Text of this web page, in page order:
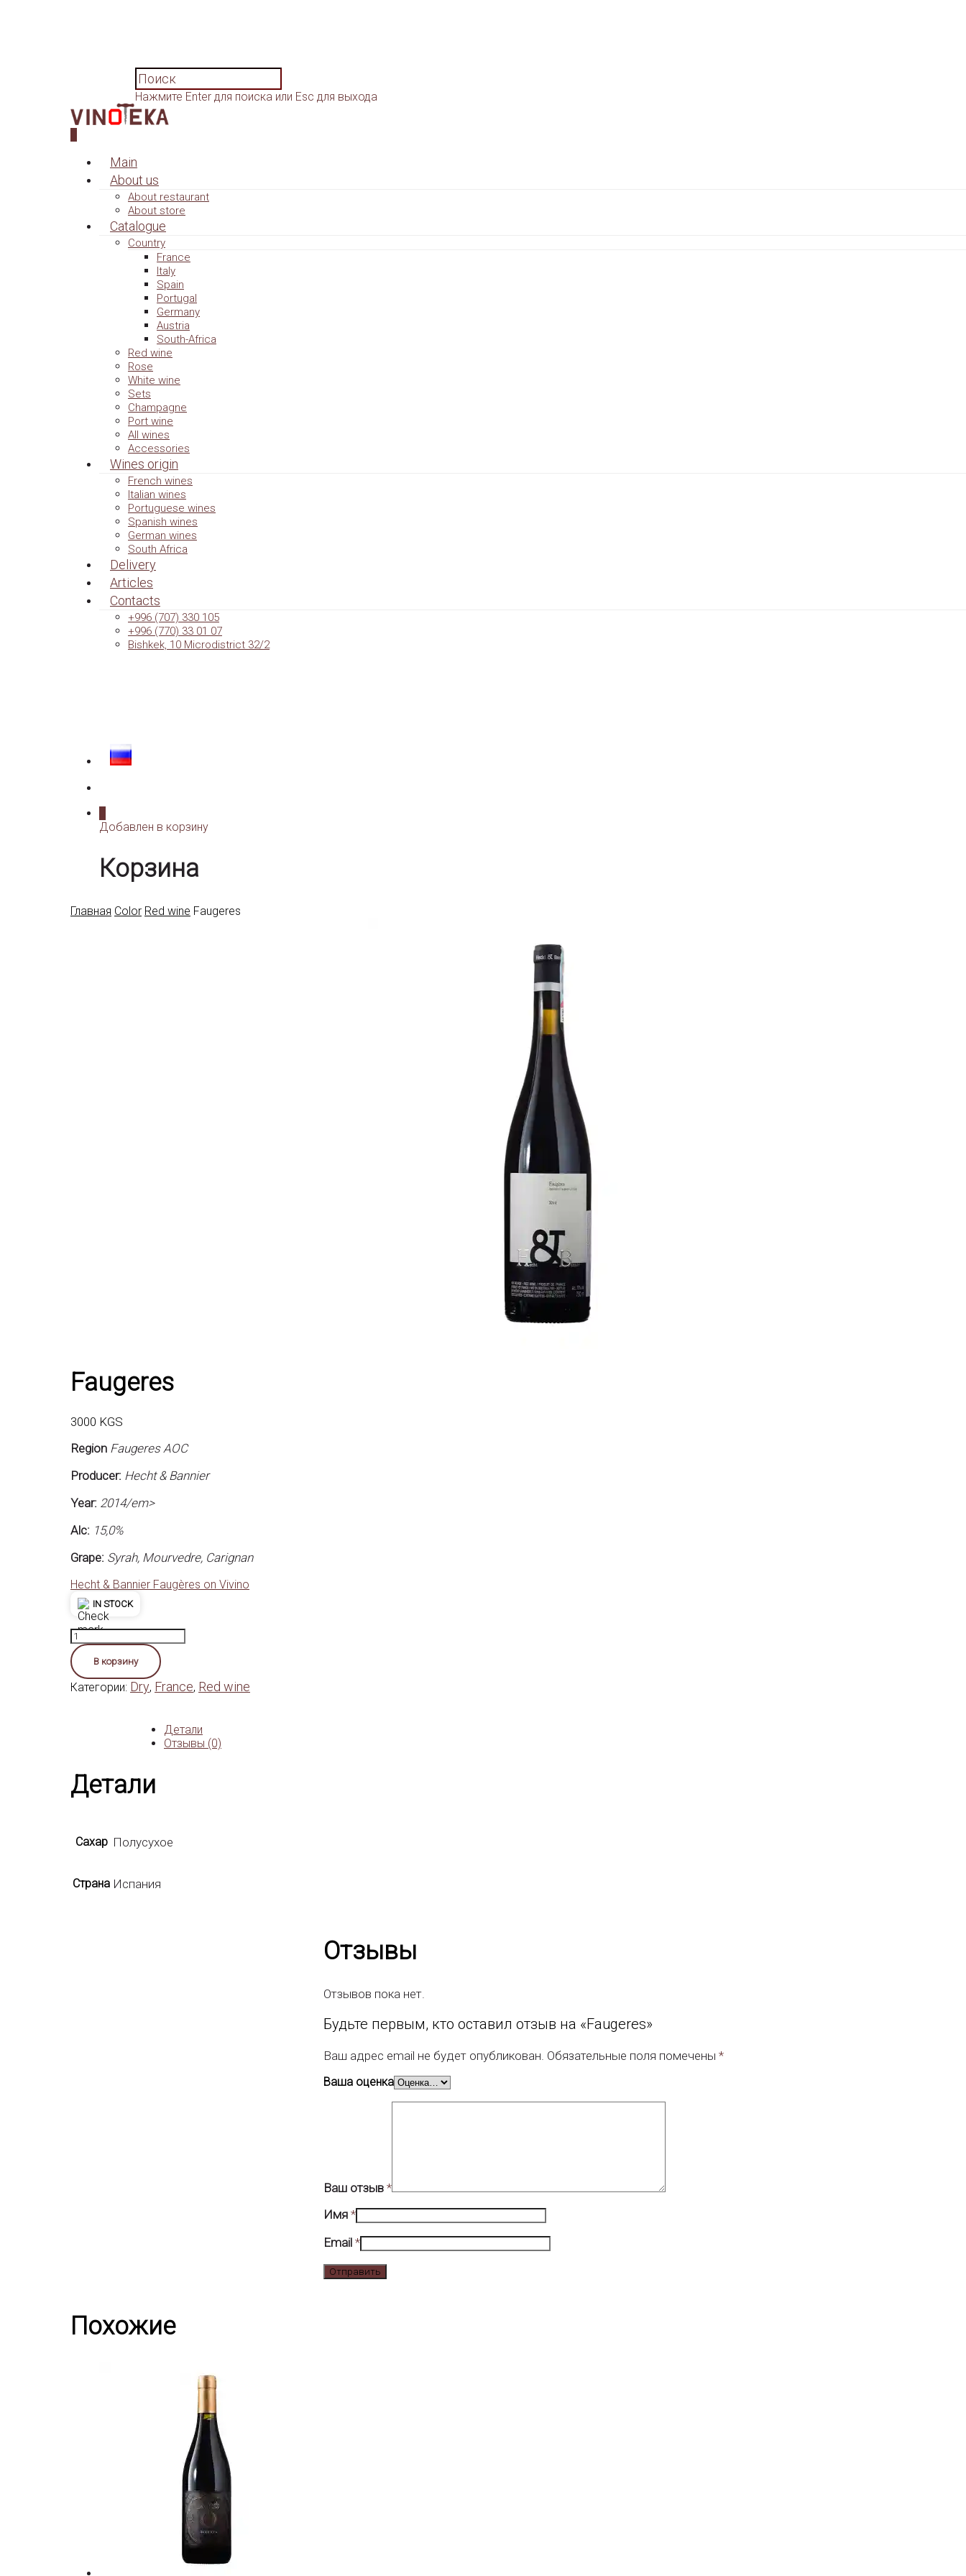
Нажмите Enter для поиска или Esc для выхода
Main
About us
About restaurant
About store
Catalogue
Country
France
Italy
Spain
Portugal
Germany
Austria
South-Africa
Red wine
Rose
White wine
Sets
Champagne
Port wine
All wines
Accessories
Wines origin
French wines
Italian wines
Portuguese wines
Spanish wines
German wines
South Africa
Delivery
Articles
Contacts
+996 (707) 330 105
+996 (770) 33 01 07
Bishkek, 10 Microdistrict 32/2
Добавлен в корзину
Корзина
Главная Color Red wine Faugeres
Faugeres
3000 KGS
Region Faugeres AOC
Producer: Hecht & Bannier
Year: 2014/em>
Alc: 15,0%
Grape: Syrah, Mourvedre, Carignan
Hecht & Bannier Faugères on Vivino
IN STOCK
Количество
товара
FaugeresВ корзину
Категории: Dry, France, Red wine
Детали
Отзывы (0)
Детали
Сахар Полусухое
Страна Испания
Отзывы
Отзывов пока нет.
Будьте первым, кто оставил отзыв на «Faugeres»
Ваш адрес email не будет опубликован. Обязательные поля помечены *
Ваша оценка
Ваш отзыв *
Имя *
Email *
Похожие